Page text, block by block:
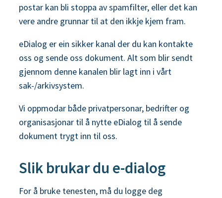
postar kan bli stoppa av spamfilter, eller det kan
vere andre grunnar til at den ikkje kjem fram.
eDialog er ein sikker kanal der du kan kontakte
oss og sende oss dokument. Alt som blir sendt
gjennom denne kanalen blir lagt inn i vårt
sak-/arkivsystem.
Vi oppmodar både privatpersonar, bedrifter og
organisasjonar til å nytte eDialog til å sende
dokument trygt inn til oss.
Slik brukar du e-dialog
For å bruke tenesten, må du logge deg